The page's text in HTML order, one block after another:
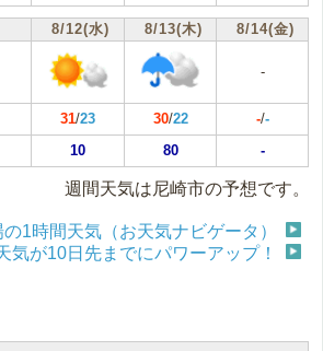
8/12(水) 8/13(木) 8/14(金)
-
31/23 30/22 -/-
10 80 -
週間天気は尼崎市の予想です。
1時間天気（お天気ナビゲータ）
気が10日先までにパワーアップ！